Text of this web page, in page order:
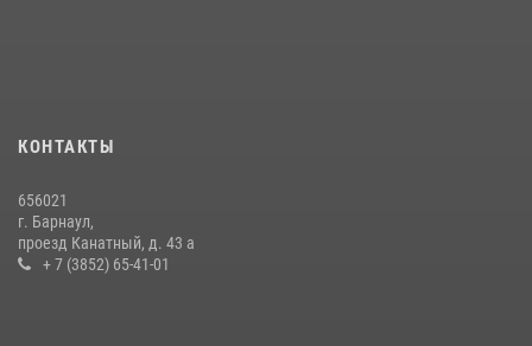
КОНТАКТЫ
656021
г. Барнаул,
проезд Канатный, д. 43 а
+ 7 (3852) 65-41-01